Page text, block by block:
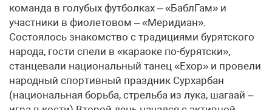
команда в голубых футболках – «БаблГам» и
участники в фиолетовом – «Меридиан».
Состоялось знакомство с традициями бурятского
народа, гости спели в «караоке по-бурятски»,
станцевали национальный танец «Ехор» и провели
народный спортивный праздник Сурхарбан
(национальная борьба, стрельба из лука, шагаай –